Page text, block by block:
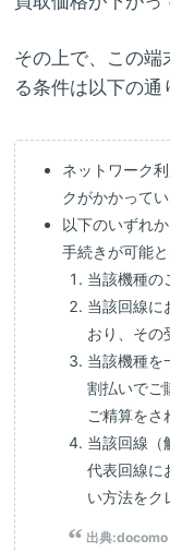
その上で、この端
る条件は以下の通
ネットワーク
クがかかって
以下のいずれ
手続きが可能と
当該機種の
当該回線に
おり、その
当該機種を
割払いでご
ご精算をさ
当該回線（
代表回線に
い方法をク
出典:docomo